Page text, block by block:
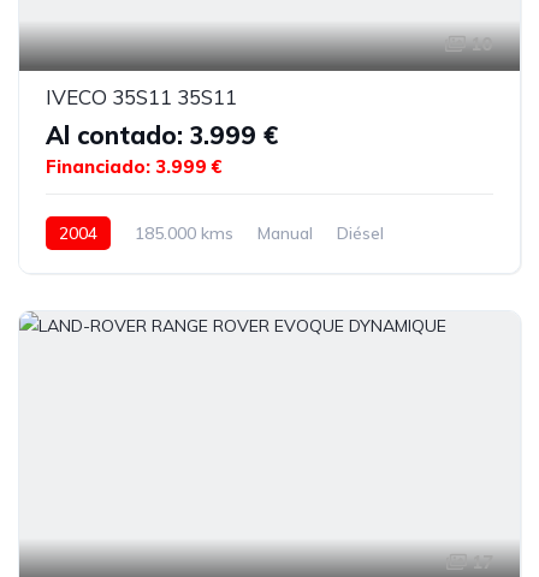
10
IVECO 35S11 35S11
Al contado: 3.999 €
Financiado: 3.999 €
2004 185.000 kms Manual Diésel
17